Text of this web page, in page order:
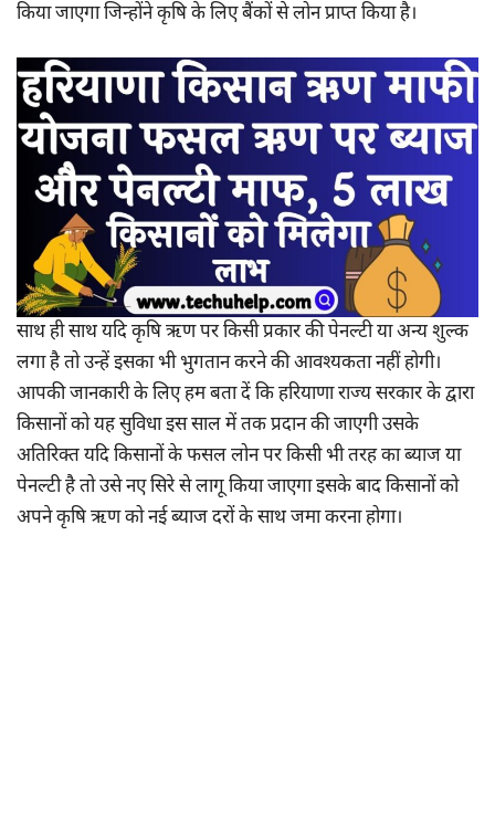
किया जाएगा जिन्होंने कृषि के लिए बैंकों से लोन प्राप्त किया है।
साथ ही साथ यदि कृषि ऋण पर किसी प्रकार की पेनल्टी या अन्य शुल्क
लगा है तो उन्हें इसका भी भुगतान करने की आवश्यकता नहीं होगी।
आपकी जानकारी के लिए हम बता दें कि हरियाणा राज्य सरकार के द्वारा
किसानों को यह सुविधा इस साल में तक प्रदान की जाएगी उसके
अतिरिक्त यदि किसानों के फसल लोन पर किसी भी तरह का ब्याज या
पेनल्टी है तो उसे नए सिरे से लागू किया जाएगा इसके बाद किसानों को
अपने कृषि ऋण को नई ब्याज दरों के साथ जमा करना होगा।